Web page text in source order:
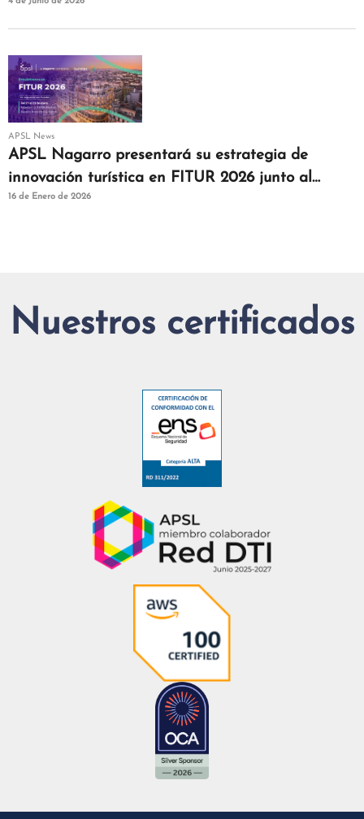
APSL News
APSL Nagarro presentará su estrategia de
innovación turística en FITUR 2026 junto al
clúster Turistec
16 de Enero de 2026
Nuestros certificados